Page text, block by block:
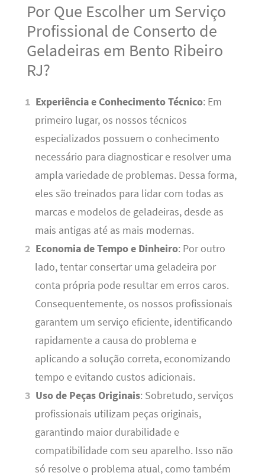
Por Que Escolher um Serviço
Profissional de Conserto de
Geladeiras em Bento Ribeiro
RJ?
Experiência e Conhecimento Técnico: Em
primeiro lugar, os nossos técnicos
especializados possuem o conhecimento
necessário para diagnosticar e resolver uma
ampla variedade de problemas. Dessa forma,
eles são treinados para lidar com todas as
marcas e modelos de geladeiras, desde as
mais antigas até as mais modernas.
Economia de Tempo e Dinheiro: Por outro
lado, tentar consertar uma geladeira por
conta própria pode resultar em erros caros.
Consequentemente, os nossos profissionais
garantem um serviço eficiente, identificando
rapidamente a causa do problema e
aplicando a solução correta, economizando
tempo e evitando custos adicionais.
Uso de Peças Originais: Sobretudo, serviços
profissionais utilizam peças originais,
garantindo maior durabilidade e
compatibilidade com seu aparelho. Isso não
só resolve o problema atual, como também